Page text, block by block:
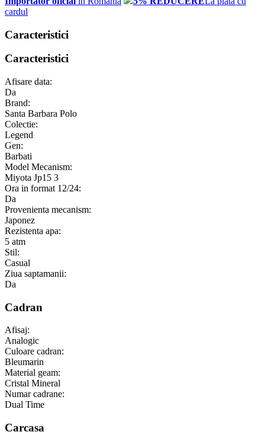
cardul
Caracteristici
Caracteristici
Afisare data:
Da
Brand:
Santa Barbara Polo
Colectie:
Legend
Gen:
Barbati
Model Mecanism:
Miyota Jp15 3
Ora in format 12/24:
Da
Provenienta mecanism:
Japonez
Rezistenta apa:
5 atm
Stil:
Casual
Ziua saptamanii:
Da
Cadran
Afisaj:
Analogic
Culoare cadran:
Bleumarin
Material geam:
Cristal Mineral
Numar cadrane:
Dual Time
Carcasa